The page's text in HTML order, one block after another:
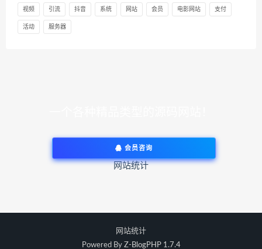
视频 引流 抖音 系统 网站 会员 电影网站 支付
活动 服务器
会员咨询
网站统计
网站统计
Powered By Z-BlogPHP 1.7.4